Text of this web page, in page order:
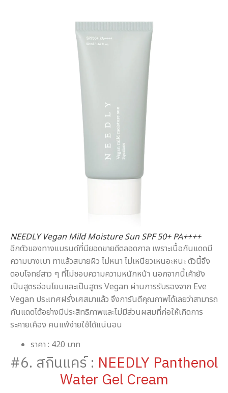
NEEDLY Vegan Mild Moisture Sun SPF 50+ PA++++
อีกตัวของทางแบรนด์ที่มียอดขายดีตลอดกาล เพราะเนื้อกันแดดมี
ความบางเบา ทาแล้วสบายผิว ไม่หนา ไม่เหนียวเหนอะหนะ ตัวนี้จึง
ตอบโจทย์สาว ๆ ที่ไม่ชอบความความหนักหน้า นอกจากนี้เค้ายัง
เป็นสูตรอ่อนโยนและเป็นสูตร Vegan ผ่านการรับรองจาก Eve
Vegan ประเทศฝรั่งเศสมาแล้ว จึงการันตีคุณภาพได้เลยว่าสามารถ
กันแดดได้อย่างมีประสิทธิภาพและไม่มีส่วนผสมที่ก่อให้เกิดการ
ระคายเคือง คนแพ้ง่ายใช้ได้แน่นอน
ราคา : 420 บาท
#6. สกินแคร์ : NEEDLY Panthenol
Water Gel Cream